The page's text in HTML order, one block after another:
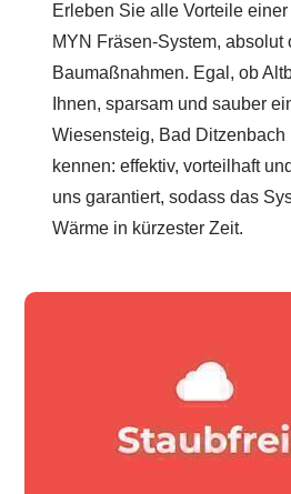
Erleben Sie alle Vorteile
MYN Fräsen-System,
Baumaßnahmen. Egal, ob
Ihnen, sparsam und sauber
Wiesensteig, Bad
kennen: effektiv, vorteilhaft
uns garantiert, sodass das
Wärme in kürzester Zeit.